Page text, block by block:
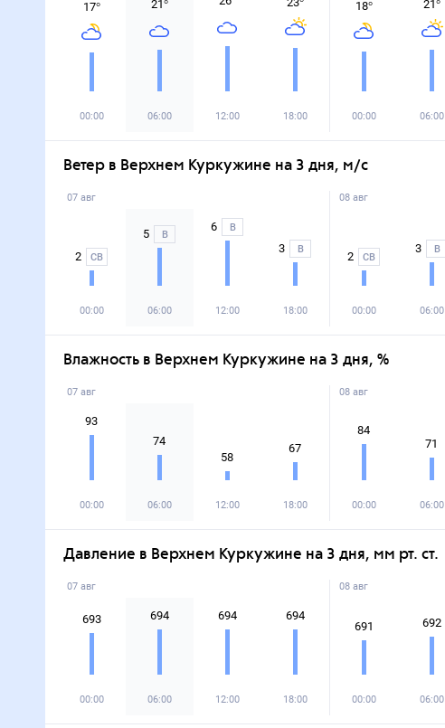
17°
00:00
21°
06:00 12:00 18:00
18°
00:00
21°
06:00
Ветер в Верхнем Куркужине на 3 дня, м/с
07 авг
2 СВ
00:00
5 В
06:00
6 В
12:00
3 В
18:00
08 авг
2 СВ
00:00
3 В
06:00
Влажность в Верхнем Куркужине на 3 дня, %
07 авг
93
00:00
74
06:00
58
12:00
67
18:00
08 авг
84
00:00
71
06:00
Давление в Верхнем Куркужине на 3 дня, мм рт. ст.
07 авг
693
00:00
694
06:00
694
12:00
694
18:00
08 авг
691
00:00
692
06:00